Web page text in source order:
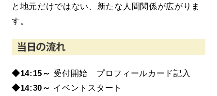
と地元だけではない、新たな人間関係が広がりま
す。
◆14:15～ 受付開始 プロフィールカード記入
◆14:30～ イベントスタート